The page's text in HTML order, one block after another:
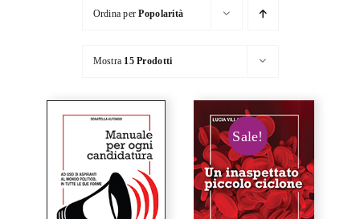
Ordina perPopolarità
Mostra 15 Prodotti
Sale!